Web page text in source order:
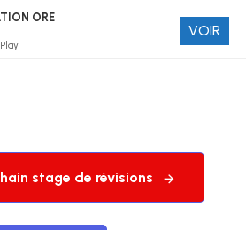
stage de révisions
ORE
VOIR